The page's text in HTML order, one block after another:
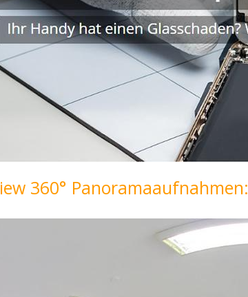
360° Panoramaaufnahmen: